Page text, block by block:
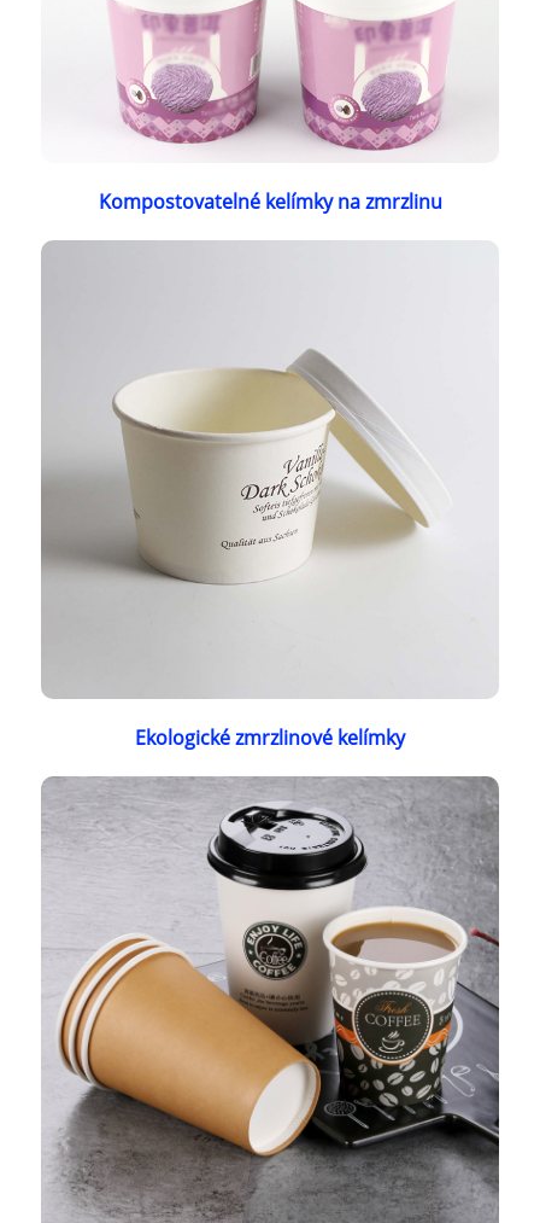
Kompostovatelné kelímky na zmrzlinu
Ekologické zmrzlinové kelímky